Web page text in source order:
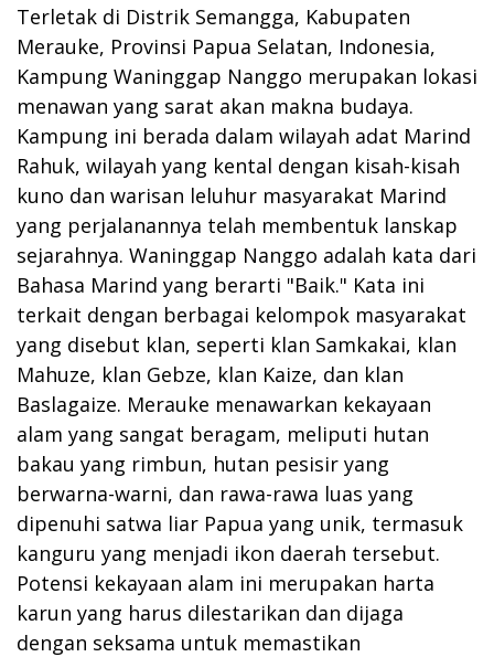
Terletak di Distrik Semangga, Kabupaten
Merauke, Provinsi Papua Selatan, Indonesia,
Kampung Waninggap Nanggo merupakan lokasi
menawan yang sarat akan makna budaya.
Kampung ini berada dalam wilayah adat Marind
Rahuk, wilayah yang kental dengan kisah-kisah
kuno dan warisan leluhur masyarakat Marind
yang perjalanannya telah membentuk lanskap
sejarahnya. Waninggap Nanggo adalah kata dari
Bahasa Marind yang berarti "Baik." Kata ini
terkait dengan berbagai kelompok masyarakat
yang disebut klan, seperti klan Samkakai, klan
Mahuze, klan Gebze, klan Kaize, dan klan
Baslagaize. Merauke menawarkan kekayaan
alam yang sangat beragam, meliputi hutan
bakau yang rimbun, hutan pesisir yang
berwarna-warni, dan rawa-rawa luas yang
dipenuhi satwa liar Papua yang unik, termasuk
kanguru yang menjadi ikon daerah tersebut.
Potensi kekayaan alam ini merupakan harta
karun yang harus dilestarikan dan dijaga
dengan seksama untuk memastikan